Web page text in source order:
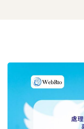
處
理